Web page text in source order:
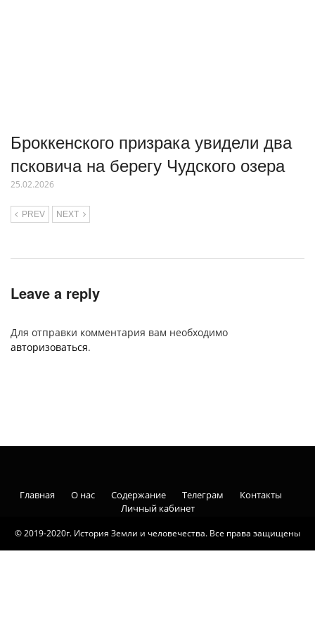
Броккенского призрака увидели два
псковича на берегу Чудского озера
25.02.2026
PREV NEXT
Leave a reply
Для отправки комментария вам необходимо
авторизоваться.
© 2019-2020г. История Земли и человечества. Все права защищены
Главная О нас Содержание Телеграм
Контакты
Личный кабинет